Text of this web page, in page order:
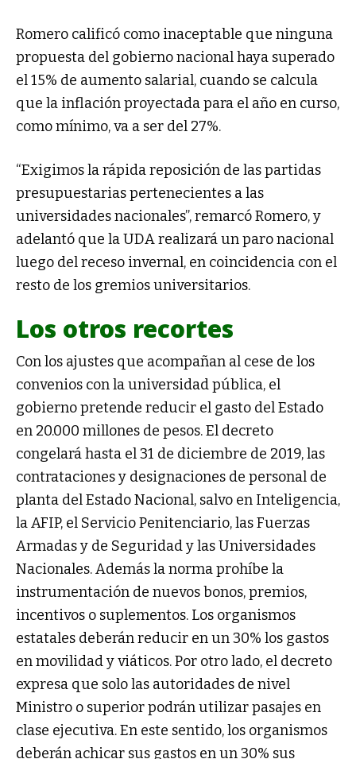
Romero calificó como inaceptable que ninguna
propuesta del gobierno nacional haya superado
el 15% de aumento salarial, cuando se calcula
que la inflación proyectada para el año en curso,
como mínimo, va a ser del 27%.
“Exigimos la rápida reposición de las partidas
presupuestarias pertenecientes a las
universidades nacionales”, remarcó Romero, y
adelantó que la UDA realizará un paro nacional
luego del receso invernal, en coincidencia con el
resto de los gremios universitarios.
Los otros recortes
Con los ajustes que acompañan al cese de los
convenios con la universidad pública, el
gobierno pretende reducir el gasto del Estado
en 20.000 millones de pesos. El decreto
congelará hasta el 31 de diciembre de 2019, las
contrataciones y designaciones de personal de
planta del Estado Nacional, salvo en Inteligencia,
la AFIP, el Servicio Penitenciario, las Fuerzas
Armadas y de Seguridad y las Universidades
Nacionales. Además la norma prohíbe la
instrumentación de nuevos bonos, premios,
incentivos o suplementos. Los organismos
estatales deberán reducir en un 30% los gastos
en movilidad y viáticos. Por otro lado, el decreto
expresa que solo las autoridades de nivel
Ministro o superior podrán utilizar pasajes en
clase ejecutiva. En este sentido, los organismos
deberán achicar sus gastos en un 30% sus